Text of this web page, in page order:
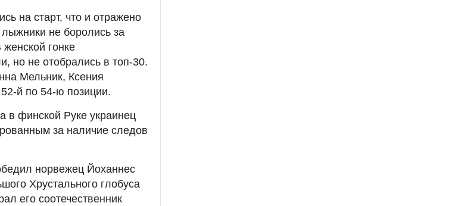
на старт, что и отражено
лыжники не боролись за
гонке
но не отобрались в топ-30.
Мельник, Ксения
й по 54-ю позиции.
в финской Руке украинец
за наличие следов
норвежец Йоханнес
Хрустального глобуса
его соотечественник